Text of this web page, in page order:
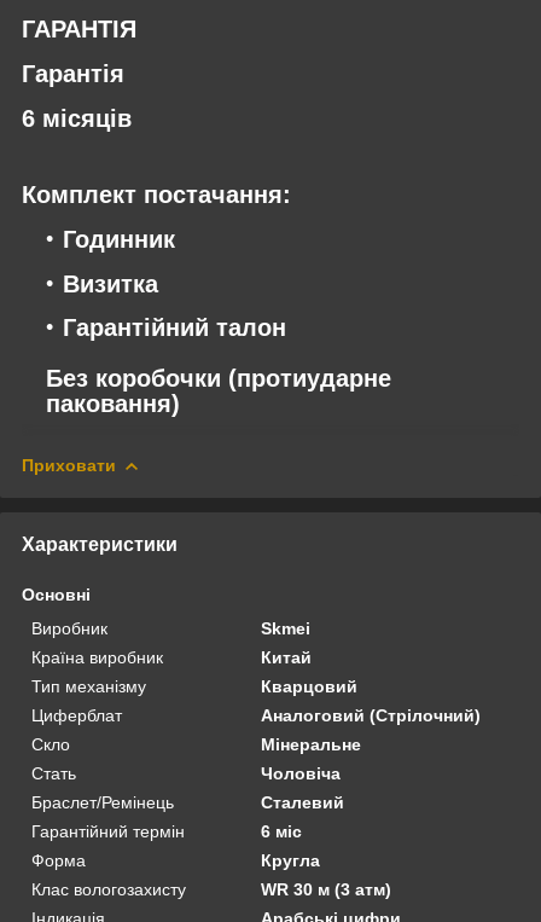
ГАРАНТІЯ
Гарантія
6 місяців
Комплект постачання:
Годинник
Визитка
Гарантійний талон
Без коробочки (протиударне
паковання)
Приховати
Характеристики
Основні
Виробник
Skmei
Країна виробник
Китай
Тип механізму
Кварцовий
Циферблат
Аналоговий (Стрілочний)
Скло
Мінеральне
Стать
Чоловіча
Браслет/Ремінець
Сталевий
Гарантійний термін
6 міс
Форма
Кругла
Клас вологозахисту
WR 30 м (3 атм)
Індикація
Арабські цифри